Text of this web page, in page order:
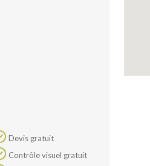
Devis gratuit
Contrôle visuel gratuit